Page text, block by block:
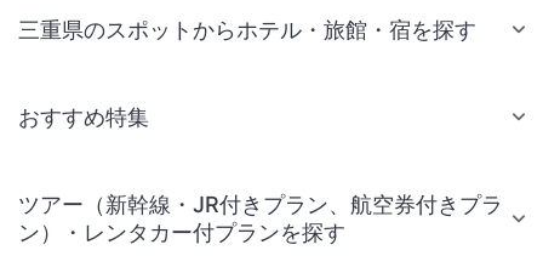
三重県のスポットからホテル・旅館・宿を探す
おすすめ特集
ツアー（新幹線・JR付きプラン、航空券付きプラ
ン）・レンタカー付プランを探す